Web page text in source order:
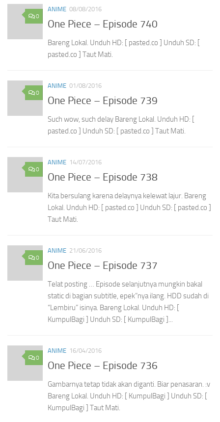
0
ANIME 08/08/2016
One Piece – Episode 740
Bareng Lokal. Unduh HD: [ pasted.co ] Unduh SD: [
pasted.co ] Taut Mati.
0
ANIME 01/08/2016
One Piece – Episode 739
Such wow, such delay Bareng Lokal. Unduh HD: [
pasted.co ] Unduh SD: [ pasted.co ] Taut Mati.
0
ANIME 14/07/2016
One Piece – Episode 738
Kita bersulang karena delaynya kelewat lajur. Bareng
Lokal. Unduh HD: [ pasted.co ] Unduh SD: [ pasted.co ]
Taut Mati.
0
ANIME 21/06/2016
One Piece – Episode 737
Telat posting … Episode selanjutnya mungkin bakal
static di bagian subtitle, epek”nya ilang. HDD sudah di
“Lembiru” isinya. Bareng Lokal. Unduh HD: [
KumpulBagi ] Unduh SD: [ KumpulBagi ]...
0
ANIME 16/04/2016
One Piece – Episode 736
Gambarnya tetap tidak akan diganti. Biar penasaran. :v
Bareng Lokal. Unduh HD: [ KumpulBagi ] Unduh SD: [
KumpulBagi ] Taut Mati.